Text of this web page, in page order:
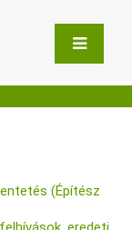
(Építész